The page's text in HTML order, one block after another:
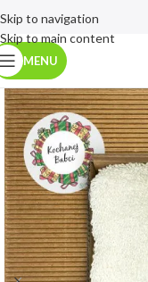
Skip to navigation
Skip to main content
MENU